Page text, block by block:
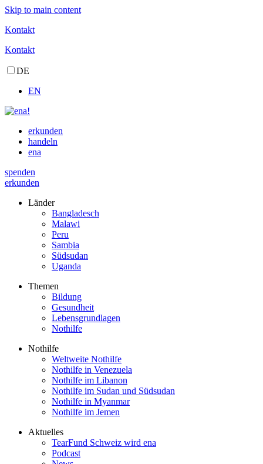
Skip to main content
Kontakt
Kontakt
DE
EN
erkunden
handeln
ena
spenden
erkunden
Länder
Bangladesch
Malawi
Peru
Sambia
Südsudan
Uganda
Themen
Bildung
Gesundheit
Lebensgrundlagen
Nothilfe
Nothilfe
Weltweite Nothilfe
Nothilfe in Venezuela
Nothilfe im Libanon
Nothilfe im Sudan und Südsudan
Nothilfe in Myanmar
Nothilfe im Jemen
Aktuelles
TearFund Schweiz wird ena
Podcast